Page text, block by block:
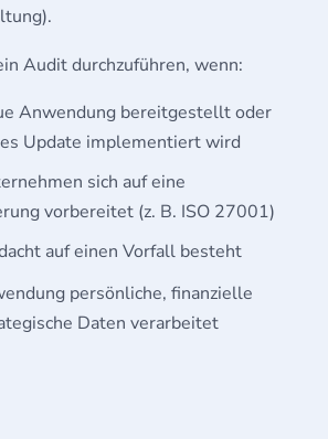
Audit durchzuführen, wenn:
Anwendung bereitgestellt oder
Update implementiert wird
sich auf eine
vorbereitet (z. B. ISO 27001)
auf einen Vorfall besteht
persönliche, finanzielle
Daten verarbeitet